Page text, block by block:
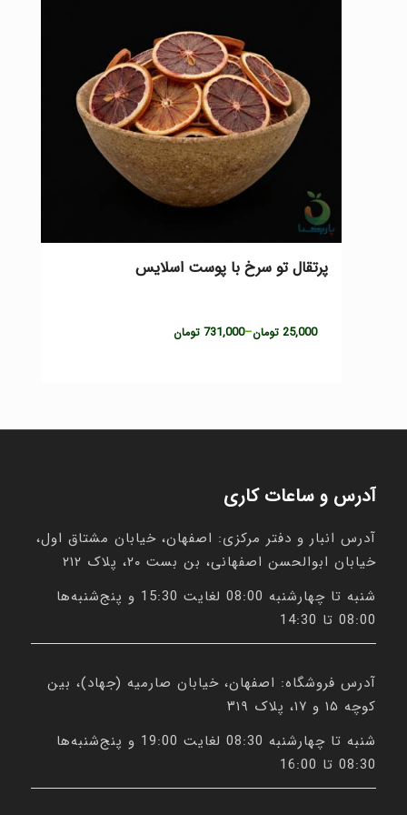
پرتقال تو سرخ با پوست اسلایس
731,000 تومان – 25,000 تومان
Price
آدرس و ساعات کاری
آدرس انبار و دفتر مرکزی: اصفهان، خیابان مشتاق اول،
خیابان ابوالحسن اصفهانی، بن بست ۲۰، پلاک ۲۱۲
شنبه تا چهارشنبه 08:00 لغایت 15:30 و پنج‌شنبه‌ها
08:00 تا 14:30
آدرس فروشگاه: اصفهان، خیابان صارمیه (جهاد)، بین
کوچه ۱۵ و ۱۷، پلاک ۳۱۹
شنبه تا چهارشنبه 08:30 لغایت 19:00 و پنج‌شنبه‌ها
08:30 تا 16:00